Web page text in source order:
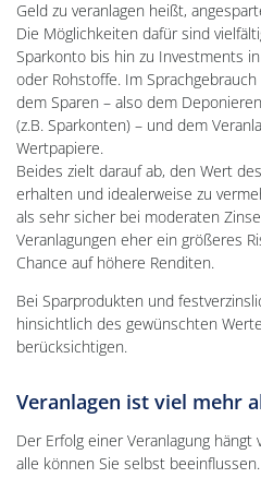
Geld zu veranlagen heißt,
Die Möglichkeiten dafür sind
Sparkonto bis hin zu Investments
oder Rohstoffe. Im
dem Sparen – also dem
(z.B. Sparkonten) – und dem
Wertpapiere.
Beides zielt darauf ab, den Wert
erhalten und idealerweise zu
als sehr sicher bei moderaten
Veranlagungen eher ein größeres
Chance auf höhere Renditen.
Bei Sparprodukten und
hinsichtlich des gewünschten
berücksichtigen.
Veranlagen ist viel mehr
Der Erfolg einer Veranlagung
alle können Sie selbst